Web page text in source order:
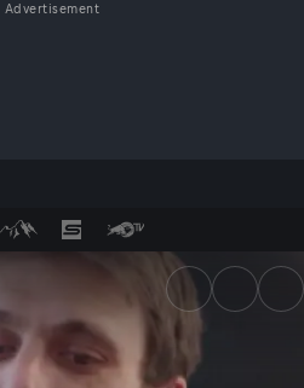
Advertisement
World Run: